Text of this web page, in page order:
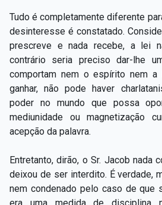
Tudo é completamente diferente
desinteresse é constatado.
prescreve e nada recebe, a lei
contrário seria preciso dar-lhe
comportam nem o espírito nem a
ganhar, não pode haver
poder no mundo que possa
mediunidade ou magnetização
acepção da palavra.
Entretanto, dirão, o Sr. Jacob nada
deixou de ser interdito. É verdade,
nem condenado pelo caso de que